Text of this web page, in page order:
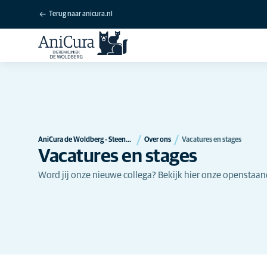
Terug naar anicura.nl
AniCura de Woldberg - Steenwijk - Kaasweg Over ons Vacatures en stages
Vacatures en stages
Word jij onze nieuwe collega? Bekijk hier onze